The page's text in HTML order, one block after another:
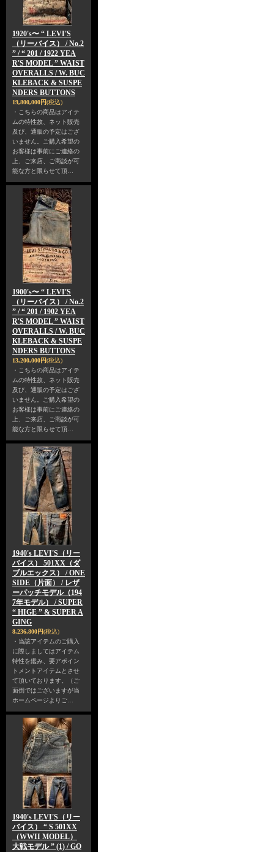
1920's〜 “ LEVI'S
（リーバイス） / No.2
” / “ 201 / 1922 YEA
R'S MODEL ” WAIST
OVERALLS / W. BUC
KLEBACK & SUSPE
NDERS BUTTONS
19,800,000円(税込)
・こちらの商品はアイテ
ムの特性故、ネット販売
及び、通販の予定はござ
いません。ご購入希望の
お客様は事前にご連絡の
上、ご来店、ご商談が可
能な方と限らせて頂…
1900's〜 “ LEVI'S
（リーバイス） / No.2
” / “ 201 / 1902 YEA
R'S MODEL ” WAIST
OVERALLS / W. BUC
KLEBACK & SUSPE
NDERS BUTTONS
13,200,000円(税込)
・こちらの商品はアイテ
ムの特性故、ネット販売
及び、通販の予定はござ
いません。ご購入希望の
お客様は事前にご連絡の
上、ご来店、ご商談が可
能な方と限らせて頂…
1940's LEVI'S（リー
バイス） 501XX（ダ
ブルエックス） / ONE
SIDE（片面） / レザ
ーパッチモデル（194
7年モデル） / SUPER
“ HIGE ” & SUPER A
GING
8,236,800円(税込)
・当該アイテムのご購入
に際しましてはアイテム
特性を鑑み、要アポイン
トメントアイテムとさせ
て頂いております。（ご
面倒ではございますが当
ホームページよりご…
1940's LEVI'S（リー
バイス） “ S 501XX
（WWII MODEL）
大戦モデル ” (1) / GO